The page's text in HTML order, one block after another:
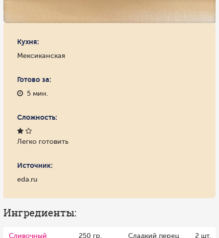
Кухня:
Мексиканская
Готово за:
5 мин.
Сложность:
Легко готовить
Источник:
eda.ru
Ингредиенты:
Сливочный
250 гр. Сладкий перец 2 шт.